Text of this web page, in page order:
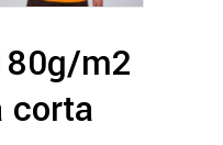
m2
corta